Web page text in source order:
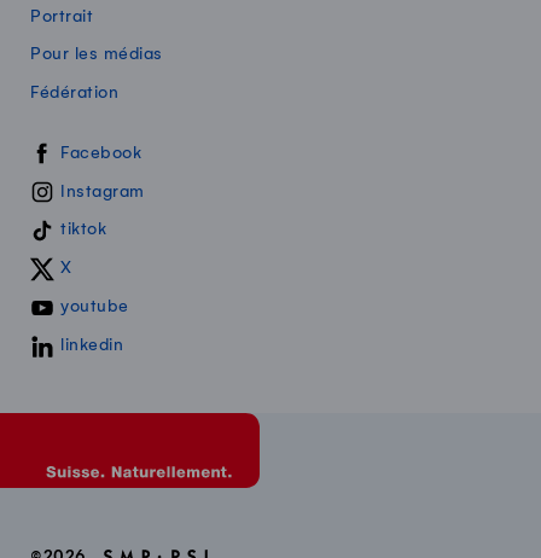
Portrait
Pour les médias
Fédération
Swissmilk sur les réseaux sociaux
Facebook
Instagram
tiktok
X
youtube
linkedin